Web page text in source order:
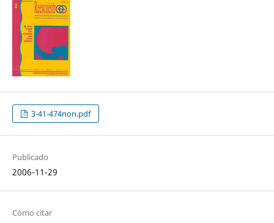
3-41-474non.pdf
Publicado
2006-11-29
Cómo citar